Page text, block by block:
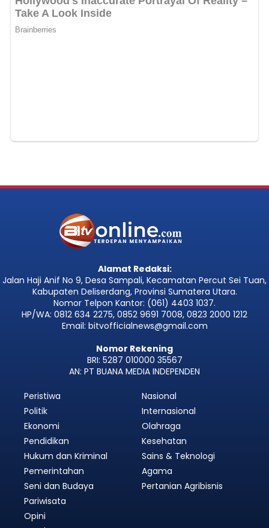
Alamat Redaksi:
Jalan Haji Anif No 9, Desa Sampali, Kecamatan Percut Sei Tuan,
Kabupaten Deliserdang, Provinsi Sumatera Utara.
Nomor Telpon Kantor: (061) 4403 1037.
HP/WA: 0812 634 2275, 0852 9691 7008, 0823 2000 1212
Email: bitvofficialnews@gmail.com
Nomor Rekening
BRI: 5287 010000 35567
AN: PT BUANA MEDIA INDEPENDEN
Peristiwa
Politik
Ekonomi
Pendidikan
Hukum dan Kriminal
Pemerintahan
Nasional
Internasional
Olahraga
Kesehatan
Sains & Teknologi
Agama
Seni dan Budaya
Pariwisata
Opini
Pertanian Agribisnis